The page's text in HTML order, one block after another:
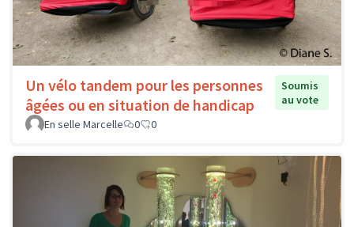
Un vélo tandem pour les personnes
âgées ou en situation de handicap
Soumis
au vote
En selle Marcelle
0 0